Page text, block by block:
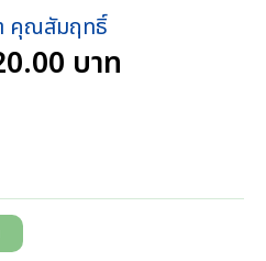
คุณสัมฤทธิ์
บาท
บาท